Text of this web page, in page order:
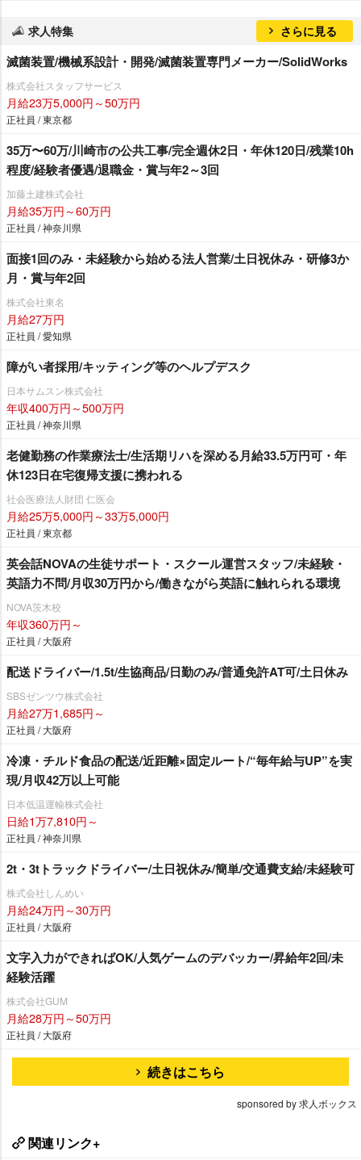
求人特集 さらに見る
滅菌装置/機械系設計・開発/滅菌装置専門メーカー/SolidWorks
株式会社スタッフサービス
月給23万5,000円～50万円
正社員 / 東京都
35万〜60万/川崎市の公共工事/完全週休2日・年休120日/残業10h
程度/経験者優遇/退職金・賞与年2～3回
加藤土建株式会社
月給35万円～60万円
正社員 / 神奈川県
面接1回のみ・未経験から始める法人営業/土日祝休み・研修3か
月・賞与年2回
株式会社東名
月給27万円
正社員 / 愛知県
障がい者採用/キッティング等のヘルプデスク
日本サムスン株式会社
年収400万円～500万円
正社員 / 神奈川県
老健勤務の作業療法士/生活期リハを深める月給33.5万円可・年
休123日在宅復帰支援に携われる
社会医療法人財団 仁医会
月給25万5,000円～33万5,000円
正社員 / 東京都
英会話NOVAの生徒サポート・スクール運営スタッフ/未経験・
英語力不問/月収30万円から/働きながら英語に触れられる環境
NOVA茨木校
年収360万円～
正社員 / 大阪府
配送ドライバー/1.5t/生協商品/日勤のみ/普通免許AT可/土日休み
SBSゼンツウ株式会社
月給27万1,685円～
正社員 / 大阪府
冷凍・チルド食品の配送/近距離×固定ルート/“毎年給与UP”を実
現/月収42万以上可能
日本低温運輸株式会社
日給1万7,810円～
正社員 / 神奈川県
2t・3tトラックドライバー/土日祝休み/簡単/交通費支給/未経験可
株式会社しんめい
月給24万円～30万円
正社員 / 大阪府
文字入力ができればOK/人気ゲームのデバッカー/昇給年2回/未
経験活躍
株式会社GUM
月給28万円～50万円
正社員 / 大阪府
続きはこちら
sponsored by 求人ボックス
関連リンク+